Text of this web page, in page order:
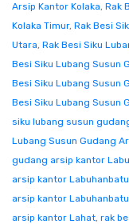
Arsip Kantor Kolaka, Rak
Kolaka Timur, Rak Besi
Utara, Rak Besi Siku
Besi Siku Lubang Susun
Besi Siku Lubang Susun
Besi Siku Lubang Susun
siku lubang susun
Lubang Susun Gudang
gudang arsip kantor
arsip kantor
arsip kantor
arsip kantor Lahat, rak